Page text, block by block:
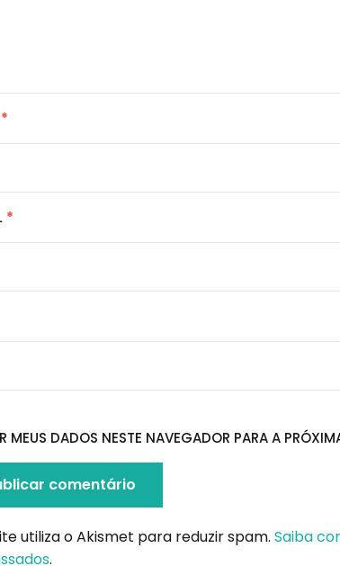
*
*
MEUS DADOS NESTE NAVEGADOR PARA A
utiliza o Akismet para reduzir spam. Saiba
.